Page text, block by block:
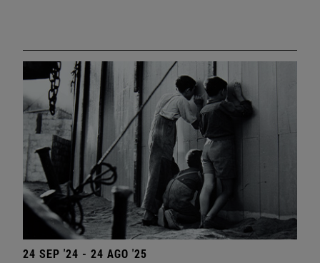
24 SEP '24 - 24 AGO '25